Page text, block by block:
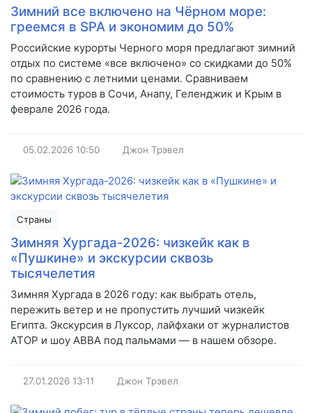
Зимний все включено на Чёрном море:
греемся в SPA и экономим до 50%
Российские курорты Черного моря предлагают зимний
отдых по системе «все включено» со скидками до 50%
по сравнению с летними ценами. Сравниваем
стоимость туров в Сочи, Анапу, Геленджик и Крым в
феврале 2026 года.
05.02.2026 10:50 Джон Трэвел
Страны
Зимняя Хургада-2026: чизкейк как в
«Пушкине» и экскурсии сквозь
тысячелетия
Зимняя Хургада в 2026 году: как выбрать отель,
пережить ветер и не пропустить лучший чизкейк
Египта. Экскурсия в Луксор, лайфхаки от журналистов
АТОР и шоу ABBA под пальмами — в нашем обзоре.
27.01.2026 13:11 Джон Трэвел